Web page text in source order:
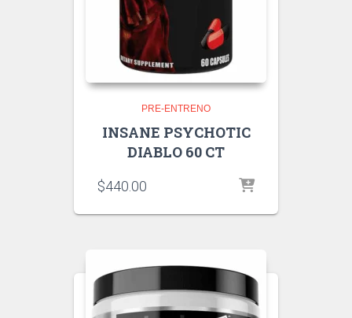
PRE-ENTRENO
INSANE PSYCHOTIC
DIABLO 60 CT
$440.00